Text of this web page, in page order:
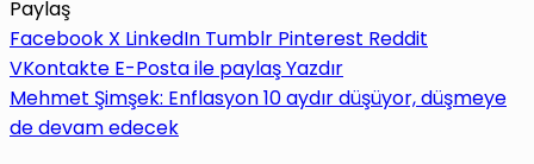
Paylaş
Facebook X LinkedIn Tumblr Pinterest Reddit
VKontakte E-Posta ile paylaşYazdır
Mehmet Şimşek: Enflasyon 10 aydır düşüyor, düşmeye
de devam edecek